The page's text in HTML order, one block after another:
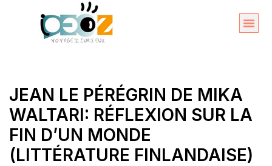
JEAN LE PÉRÉGRIN DE MIKA
WALTARI: RÉFLEXION SUR LA
FIN D’UN MONDE
(LITTÉRATURE FINLANDAISE)